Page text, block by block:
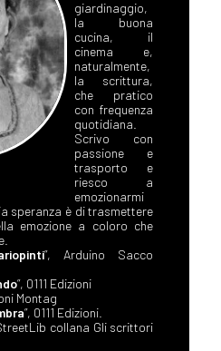
giardinaggio,
la buona
cucina, il
cinema e,
naturalmente,
la scrittura,
che pratico
con frequenza
quotidiana.
Scrivo con
passione e
trasporto e
riesco a
emozionarmi
speranza è di trasmettere
emozione a coloro che
”, Arduino Sacco
”, 0111 Edizioni
Montag
”, 0111 Edizioni.
collana Gli scrittori